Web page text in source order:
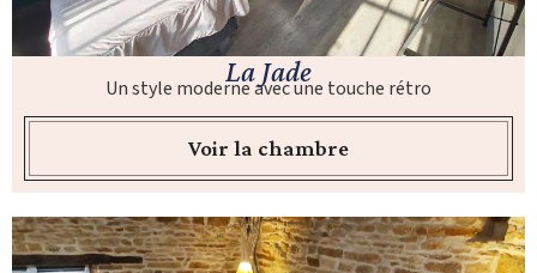
La Jade
Un style moderne avec une touche rétro
Voir la chambre